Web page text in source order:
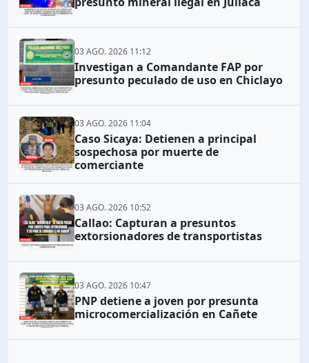
03 AGO. 2026 11:12
Investigan a Comandante FAP por
presunto peculado de uso en Chiclayo
03 AGO. 2026 11:04
Caso Sicaya: Detienen a principal
sospechosa por muerte de
comerciante
03 AGO. 2026 10:52
Callao: Capturan a presuntos
extorsionadores de transportistas
03 AGO. 2026 10:47
PNP detiene a joven por presunta
microcomercialización en Cañete